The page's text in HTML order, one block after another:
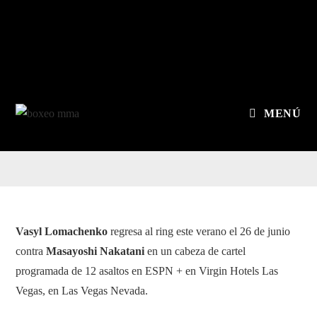
MENÚ
Vasyl Lomachenko regresa al ring este verano el 26 de junio
contraMasayoshi Nakatani en un cabeza de cartel
programada de 12 asaltos en ESPN + en Virgin Hotels Las
Vegas, en Las Vegas Nevada.